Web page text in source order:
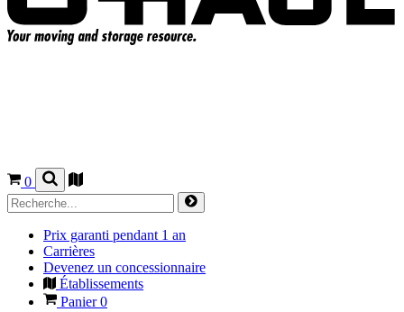
0
Prix garanti pendant 1 an
Carrières
Devenez un concessionnaire
Établissements
Panier0